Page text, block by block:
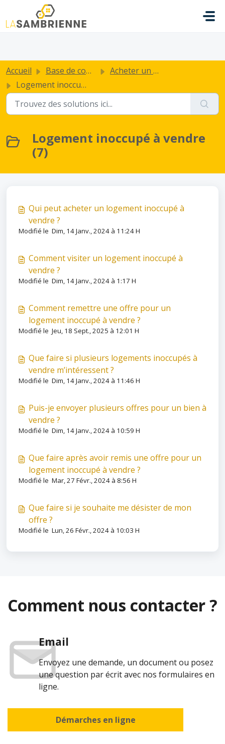
Passer au contenu principal
Accueil Base de connaissances
Acheter un bien
Logement inoccupé à vendre
Logement inoccupé à vendre
(7)
Qui peut acheter un logement inoccupé à
vendre ?
Modifié le Dim, 14 Janv., 2024 à 11:24 H
Comment visiter un logement inoccupé à
vendre ?
Modifié le Dim, 14 Janv., 2024 à 1:17 H
Comment remettre une offre pour un
logement inoccupé à vendre ?
Modifié le Jeu, 18 Sept., 2025 à 12:01 H
Que faire si plusieurs logements inoccupés à
vendre m’intéressent ?
Modifié le Dim, 14 Janv., 2024 à 11:46 H
Puis-je envoyer plusieurs offres pour un bien à
vendre ?
Modifié le Dim, 14 Janv., 2024 à 10:59 H
Que faire après avoir remis une offre pour un
logement inoccupé à vendre ?
Modifié le Mar, 27 Févr., 2024 à 8:56 H
Que faire si je souhaite me désister de mon
offre ?
Modifié le Lun, 26 Févr., 2024 à 10:03 H